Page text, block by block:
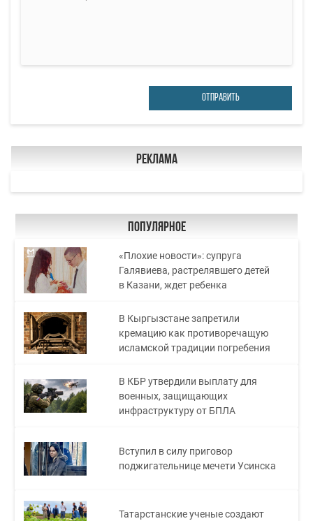
ОТПРАВИТЬ
Реклама
Популярное
«Плохие новости»: супруга
Галявиева, растрелявшего детей
в Казани, ждет ребенка
В Кыргызстане запретили
кремацию как противоречащую
исламской традиции погребения
В КБР утвердили выплату для
военных, защищающих
инфраструктуру от БПЛА
Вступил в силу приговор
поджигательнице мечети Усинска
Татарстанские ученые создают